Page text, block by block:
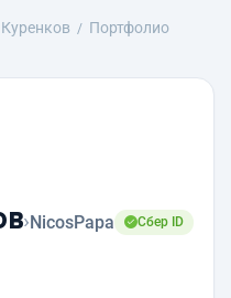
Портфолио
›NicosPapa
Сбер ID